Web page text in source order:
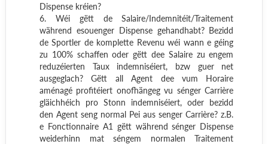
Dispense kréien?
6. Wéi gëtt de Salaire/Indemnitéit/Traitement
während esouenger Dispense gehandhabt? Bezidd
de Sportler de komplette Revenu wéi wann e géing
zu 100% schaffen oder gëtt dee Salaire zu engem
reduzéierten Taux indemniséiert, bzw guer net
ausgeglach? Gëtt all Agent dee vum Horaire
aménagé profitéiert onofhängeg vu sénger Carrière
gläichhéich pro Stonn indemniséiert, oder bezidd
den Agent seng normal Pei aus senger Carrière? z.B.
e Fonctionnaire A1 gëtt während sénger Dispense
weiderhinn mat séngem normalen Traitement